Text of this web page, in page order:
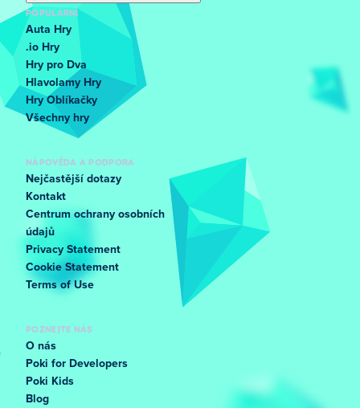
POPULÁRNÍ
Auta Hry
.io Hry
Hry pro Dva
Hlavolamy Hry
Hry Oblíkačky
Všechny hry
NÁPOVĚDA A PODPORA
Nejčastější dotazy
Kontakt
Centrum ochrany osobních
údajů
Privacy Statement
Cookie Statement
Terms of Use
POZNEJTE NÁS
O nás
Poki for Developers
Poki Kids
Blog